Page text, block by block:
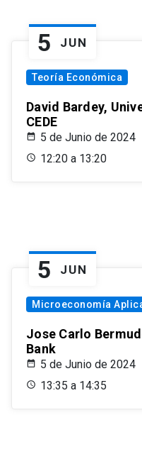
5 JUN
Teoría Económica
David Bardey,
CEDE
5 de Junio de 2024
12:20 a 13:20
5 JUN
Microeconomía
Jose Carlo
Bank
5 de Junio de 2024
13:35 a 14:35